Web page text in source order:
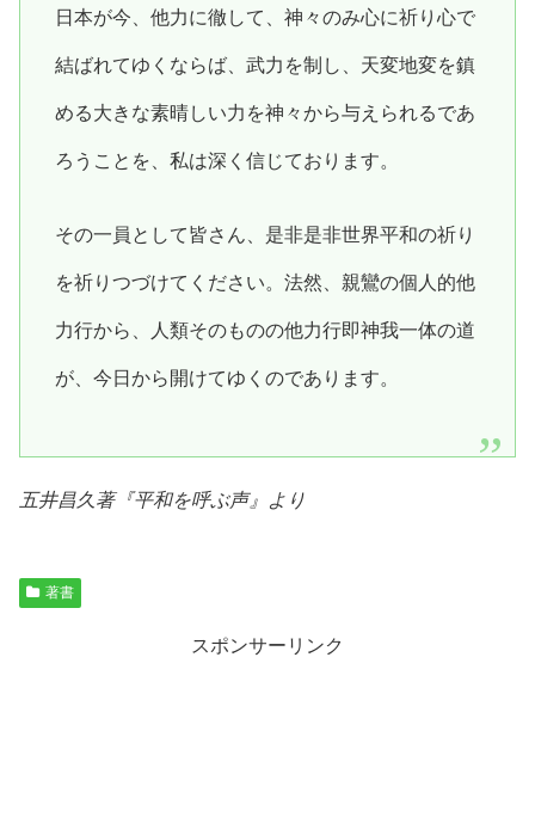
日本が今、他力に徹して、神々のみ心に祈り心で
結ばれてゆくならば、武力を制し、天変地変を鎮
める大きな素晴しい力を神々から与えられるであ
ろうことを、私は深く信じております。
その一員として皆さん、是非是非世界平和の祈り
を祈りつづけてください。法然、親鸞の個人的他
力行から、人類そのものの他力行即神我一体の道
が、今日から開けてゆくのであります。
五井昌久著『平和を呼ぶ声』より
著書
スポンサーリンク